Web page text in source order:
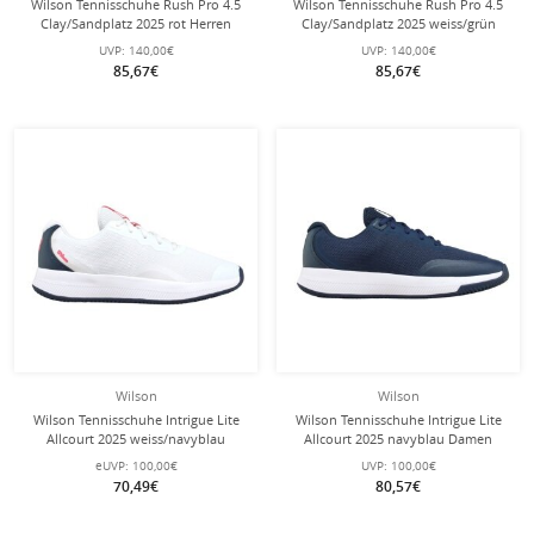
Wilson Tennisschuhe Rush Pro 4.5
Clay/Sandplatz 2025 rot Herren
UVP: 140,00€
85,67€
Wilson Tennisschuhe Rush Pro 4.5
Clay/Sandplatz 2025 weiss/grün
Herren
UVP: 140,00€
85,67€
Wilson
Wilson Tennisschuhe Intrigue Lite
Allcourt 2025 weiss/navyblau
Damen
eUVP: 100,00€
70,49€
Wilson
Wilson Tennisschuhe Intrigue Lite
Allcourt 2025 navyblau Damen
UVP: 100,00€
80,57€